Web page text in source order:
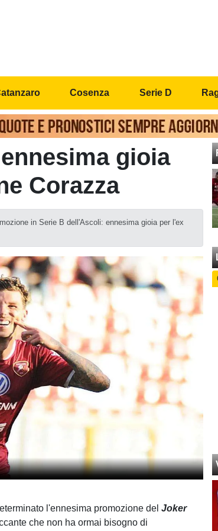
Cosenza Serie D
gioia
Corazza
in Serie B dell'Ascoli: ennesima gioia per l'ex
l'ennesima promozione delJoker
che non ha ormai bisogno di